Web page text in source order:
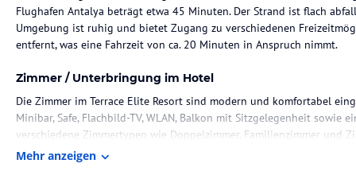
Flughafen Antalya beträgt etwa 45 Minuten. Der Strand ist flach
Umgebung ist ruhig und bietet Zugang zu verschiedenen
entfernt, was eine Fahrzeit von ca. 20 Minuten in Anspruch nimmt.
Zimmer / Unterbringung im Hotel
Die Zimmer im Terrace Elite Resort sind modern und komfortabel
Minibar, Safe, Flachbild-TV, WLAN, Balkon mit Sitzgelegenheit sowie
verschiedene Zimmertypen wie Doppelzimmer, Familienzimmer und
ansprechenden Design mit Laminatboden ausgestattet.
Mehr anzeigen